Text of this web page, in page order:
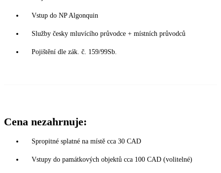
Vstup do NP Algonquin
Služby česky mluvícího průvodce + místních průvodců
Pojištění dle zák. č. 159/99Sb.
Cena nezahrnuje:
Spropitné splatné na místě cca 30 CAD
Vstupy do památkových objektů cca 100 CAD (volitelné)